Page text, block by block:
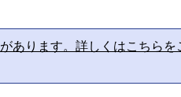
あります。詳しくはこちらを